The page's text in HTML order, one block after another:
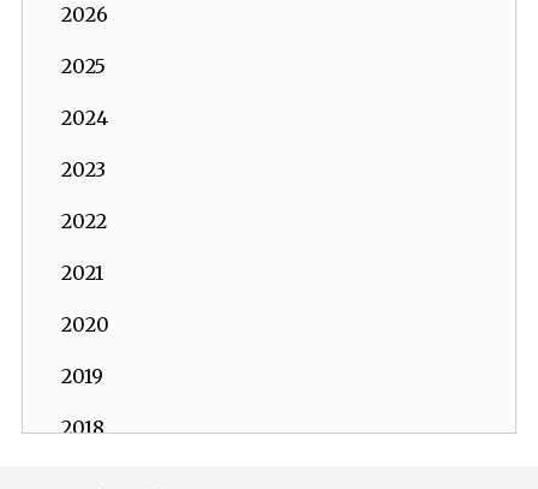
2026
2025
2024
2023
2022
2021
2020
2019
2018